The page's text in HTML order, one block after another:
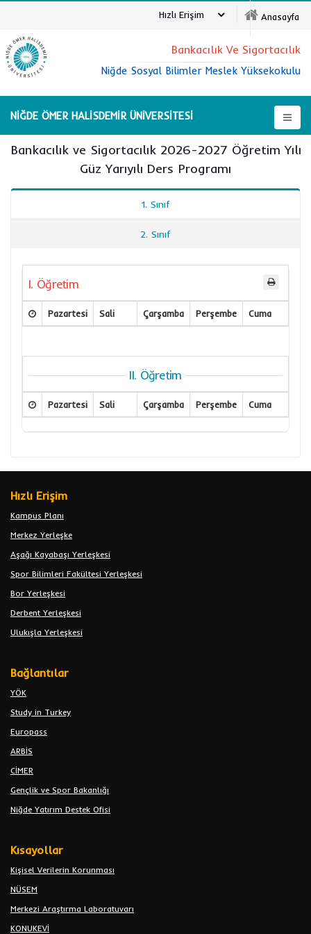
Anasayfa
Hızlı Erişim
NİĞDE ÖMER HALİSDEMİR ÜNİVERSİTESİ
Bankacılık Ve Sigortacılık
Niğde Sosyal Bilimler Meslek Yüksekokulu
Bankacılık ve Sigortacılık 2026-2027 Öğretim Yılı
Güz Yarıyılı Ders Programı
1. Sınıf
2. Sınıf
I. Öğretim
Pazartesi Sali Çarşamba Perşembe Cuma
II. Öğretim
Pazartesi Sali Çarşamba Perşembe Cuma
Hızlı Erişim
Kampus Planı
Merkez Yerleşke
Aşağı Kayabaşı Yerleşkesi
Spor Bilimleri Fakültesi Yerleşkesi
Bor Yerleşkesi
Derbent Yerleşkesi
Ulukışla Yerleşkesi
Bağlantılar
YÖK
Study in Turkey
Europass
ARBİS
CİMER
Gençlik ve Spor Bakanlığı
Niğde Yatırım Destek Ofisi
Kısayollar
Kişisel Verilerin Korunması
NÜSEM
Merkezi Araştırma Laboratuvarı
KONUKEVİ